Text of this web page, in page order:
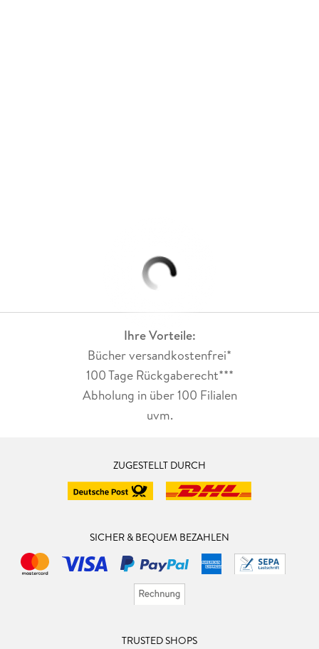
Ihre Vorteile:
Bücher versandkostenfrei*
100 Tage Rückgaberecht***
Abholung in über 100 Filialen
uvm.
ZUGESTELLT DURCH
SICHER & BEQUEM BEZAHLEN
TRUSTED SHOPS